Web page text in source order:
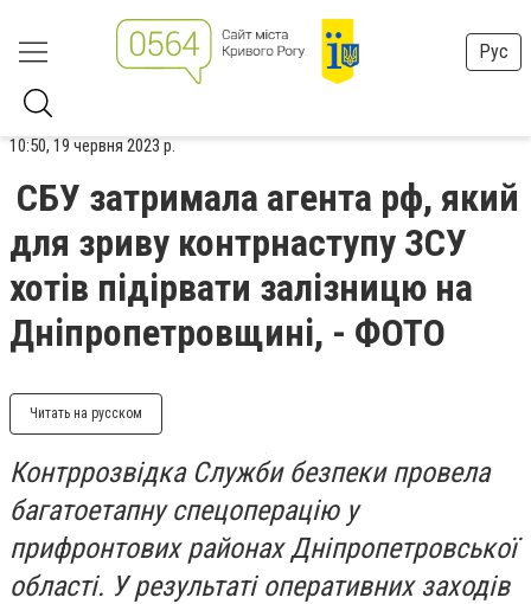
Рус
10:50, 19 червня 2023 р.
СБУ затримала агента рф, який
для зриву контрнаступу ЗСУ
хотів підірвати залізницю на
Дніпропетровщині, - ФОТО
Читать на русском
Контррозвідка Служби безпеки провела
багатоетапну спецоперацію у
прифронтових районах Дніпропетровської
області. У результаті оперативних заходів